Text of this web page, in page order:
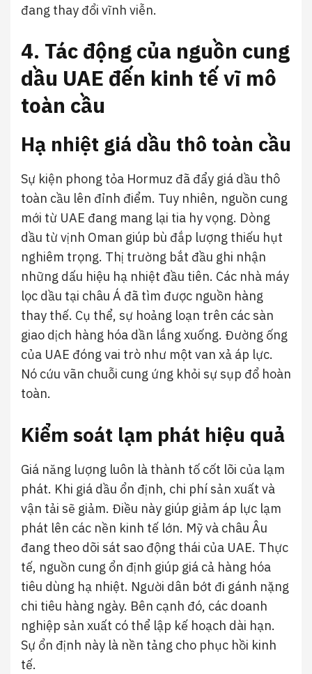
đang thay đổi vĩnh viễn.
4. Tác động của nguồn cung
dầu UAE đến kinh tế vĩ mô
toàn cầu
Hạ nhiệt giá dầu thô toàn cầu
Sự kiện phong tỏa Hormuz đã đẩy giá dầu thô
toàn cầu lên đỉnh điểm. Tuy nhiên, nguồn cung
mới từ UAE đang mang lại tia hy vọng. Dòng
dầu từ vịnh Oman giúp bù đắp lượng thiếu hụt
nghiêm trọng. Thị trường bắt đầu ghi nhận
những dấu hiệu hạ nhiệt đầu tiên. Các nhà máy
lọc dầu tại châu Á đã tìm được nguồn hàng
thay thế. Cụ thể, sự hoảng loạn trên các sàn
giao dịch hàng hóa dần lắng xuống. Đường ống
của UAE đóng vai trò như một van xả áp lực.
Nó cứu vãn chuỗi cung ứng khỏi sự sụp đổ hoàn
toàn.
Kiểm soát lạm phát hiệu quả
Giá năng lượng luôn là thành tố cốt lõi của lạm
phát. Khi giá dầu ổn định, chi phí sản xuất và
vận tải sẽ giảm. Điều này giúp giảm áp lực lạm
phát lên các nền kinh tế lớn. Mỹ và châu Âu
đang theo dõi sát sao động thái của UAE. Thực
tế, nguồn cung ổn định giúp giá cả hàng hóa
tiêu dùng hạ nhiệt. Người dân bớt đi gánh nặng
chi tiêu hàng ngày. Bên cạnh đó, các doanh
nghiệp sản xuất có thể lập kế hoạch dài hạn.
Sự ổn định này là nền tảng cho phục hồi kinh
tế.